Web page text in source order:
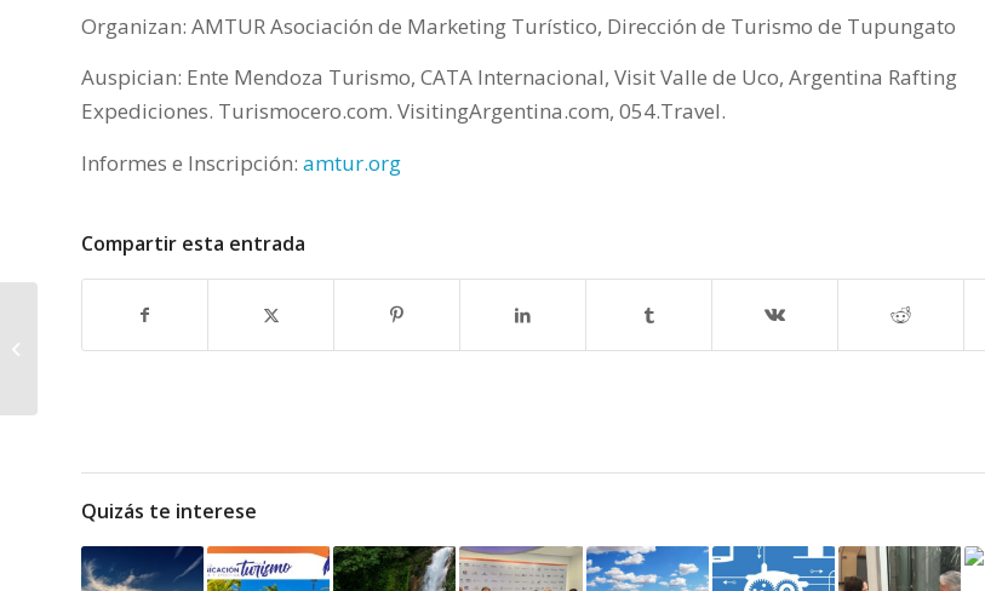
Organizan: AMTUR Asociación de Marketing Turístico, Dirección de Turismo de Tupungato
Auspician: Ente Mendoza Turismo, CATA Internacional, Visit Valle de Uco, Argentina Rafting
Expediciones. Turismocero.com. VisitingArgentina.com, 054.Travel.
Informes e Inscripción: amtur.org
Compartir esta entrada
Quizás te interese